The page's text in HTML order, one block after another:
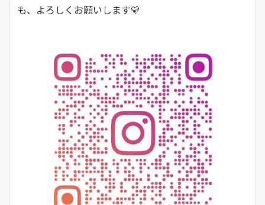
も、よろしくお願いします💛